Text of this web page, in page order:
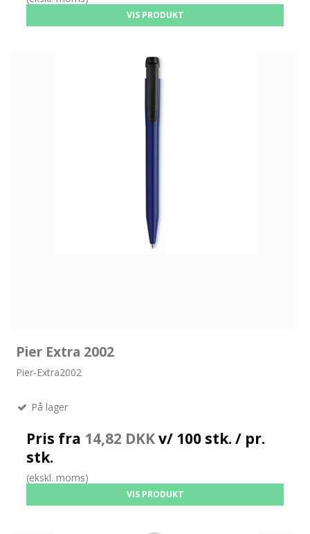
VIS PRODUKT
Pier Extra 2002
Pier-Extra2002
På lager
Pris fra 14,82 DKKv/ 100 stk. / pr.
stk.
(ekskl. moms)
VIS PRODUKT